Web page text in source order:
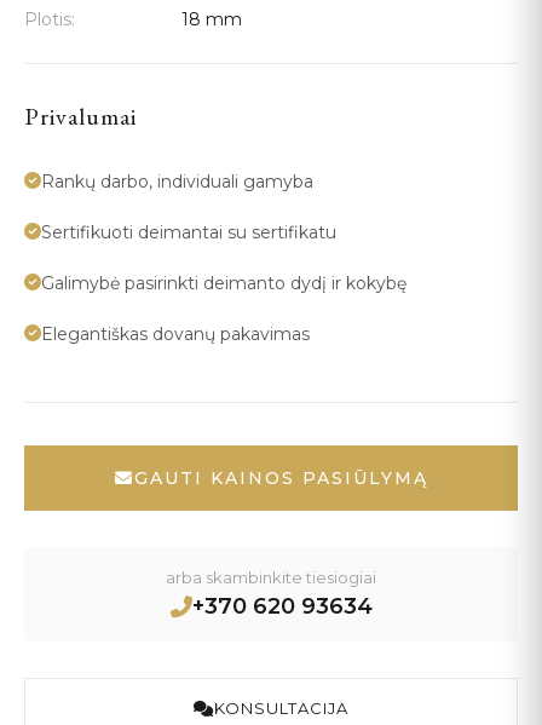
Plotis: 18 mm
Privalumai
Rankų darbo, individuali gamyba
Sertifikuoti deimantai su sertifikatu
Galimybė pasirinkti deimanto dydį ir kokybę
Elegantiškas dovanų pakavimas
GAUTI KAINOS PASIŪLYMĄ
arba skambinkite tiesiogiai
+370 620 93634
KONSULTACIJA